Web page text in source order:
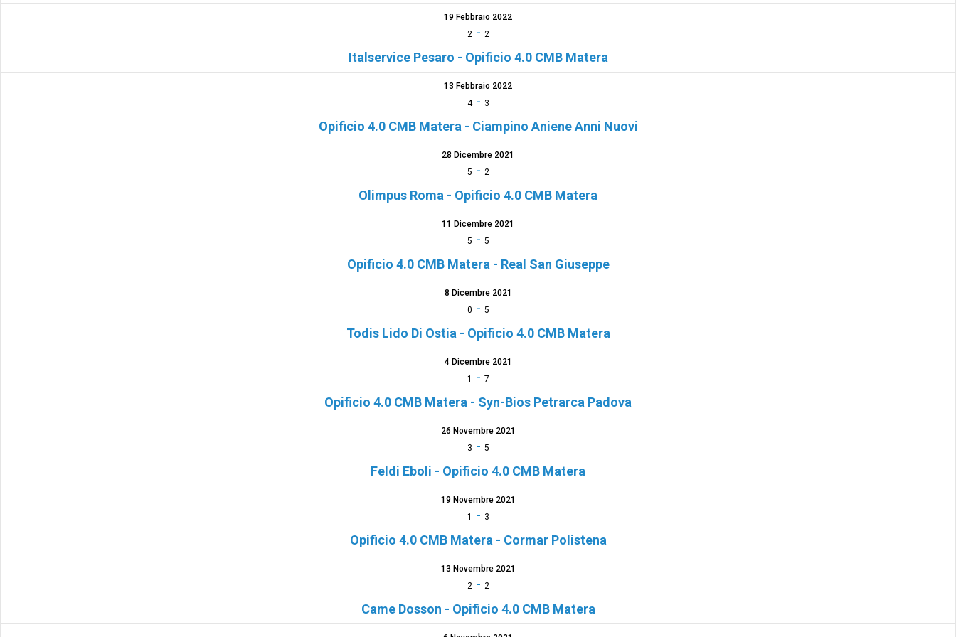
19 Febbraio 2022
2- 2
Italservice Pesaro - Opificio 4.0 CMB Matera
13 Febbraio 2022
4- 3
Opificio 4.0 CMB Matera - Ciampino Aniene Anni Nuovi
28 Dicembre 2021
5 - 2
Olimpus Roma - Opificio 4.0 CMB Matera
11 Dicembre 2021
5 - 5
Opificio 4.0 CMB Matera - Real San Giuseppe
8 Dicembre 2021
0 - 5
Todis Lido Di Ostia - Opificio 4.0 CMB Matera
4 Dicembre 2021
1
- 7
Opificio 4.0 CMB Matera - Syn-Bios Petrarca Padova
26 Novembre 2021
3 - 5
Feldi Eboli - Opificio 4.0 CMB Matera
19 Novembre 2021
1
- 3
Opificio 4.0 CMB Matera - Cormar Polistena
13 Novembre 2021
2- 2
Came Dosson - Opificio 4.0 CMB Matera